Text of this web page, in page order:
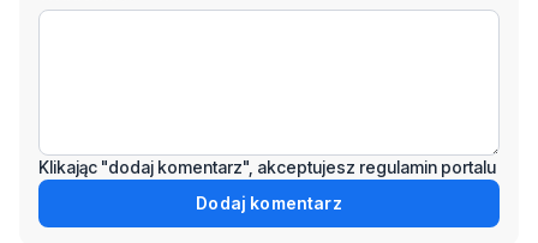
Klikając "dodaj komentarz", akceptujesz regulamin portalu
Dodaj komentarz